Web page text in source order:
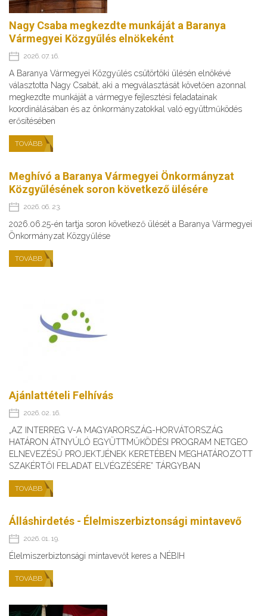
Nagy Csaba megkezdte munkáját a Baranya
Vármegyei Közgyűlés elnökeként
2026. 07. 16.
A Baranya Vármegyei Közgyűlés csütörtöki ülésén elnökévé
választotta Nagy Csabát, aki a megválasztását követően azonnal
megkezdte munkáját a vármegye fejlesztési feladatainak
koordinálásában és az önkormányzatokkal való együttműködés
erősítésében
TOVÁBB
Meghívó a Baranya Vármegyei Önkormányzat
Közgyűlésének soron következő ülésére
2026. 06. 23.
2026.06.25-én tartja soron következő ülését a Baranya Vármegyei
Önkormányzat Közgyűlése
TOVÁBB
Ajánlattételi Felhívás
2026. 02. 16.
„AZ INTERREG V-A MAGYARORSZÁG-HORVÁTORSZÁG
HATÁRON ÁTNYÚLÓ EGYÜTTMŰKÖDÉSI PROGRAM NETGEO
ELNEVEZÉSŰ PROJEKTJÉNEK KERETÉBEN MEGHATÁROZOTT
SZAKÉRTŐI FELADAT ELVÉGZÉSÉRE” TÁRGYBAN
TOVÁBB
Álláshirdetés - Élelmiszerbiztonsági mintavevő
2026. 01. 19.
Élelmiszerbiztonsági mintavevőt keres a NÉBIH
TOVÁBB